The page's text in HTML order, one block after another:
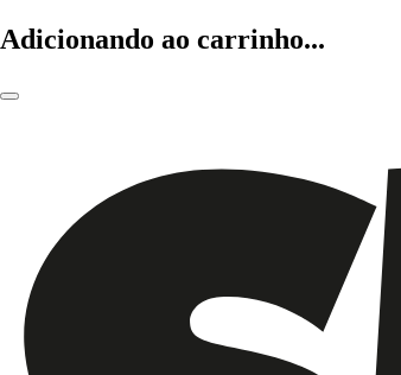
Adicionando ao carrinho...